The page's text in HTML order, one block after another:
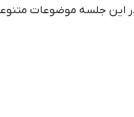
این جلسه موضوعات